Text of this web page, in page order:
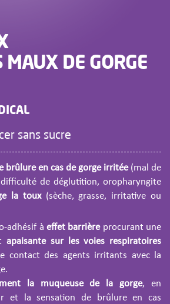
MAUX DE GORGE
sans sucre
brûlure en cas de gorge irritée(mal de
de déglutition, oropharyngite
la toux(sèche, grasse, irritative ou
adhésif à effet barrièreprocurant une
apaisante sur les voies respiratoires
contact des agents irritants avec la
la muqueuse de la gorge, en
et la sensation de brûlure en cas